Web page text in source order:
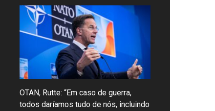
OTAN, Rutte: “Em caso de guerra,
todos daríamos tudo de nós, incluindo